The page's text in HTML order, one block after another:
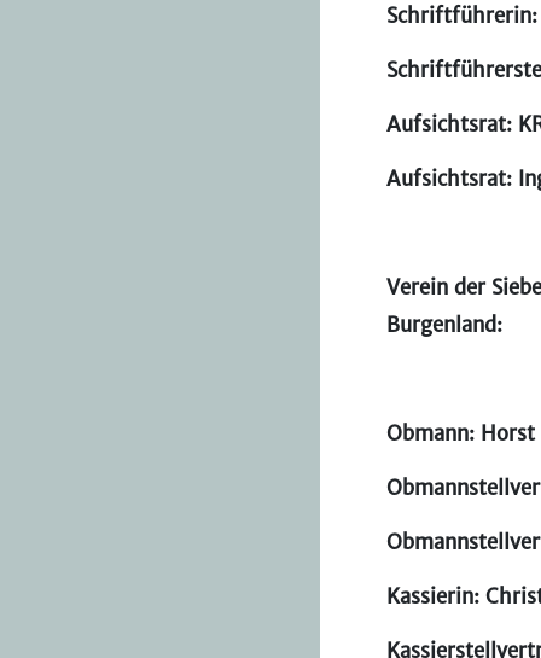
Schriftführerin:
Aufsichtsrat:
Aufsichtsrat:
Verein der
Burgenland:
Obmann:
Kassierin: